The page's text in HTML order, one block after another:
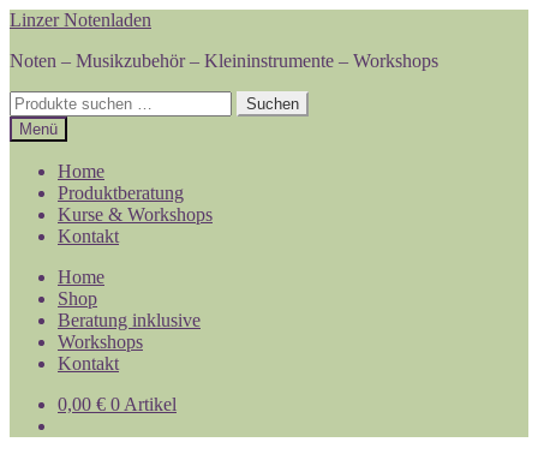
Zur
springen
Zum
springen
Linzer Notenladen
Noten – Musikzubehör – Kleininstrumente – Workshops
Suchen
nach:
Suchen
Menü
Home
Produktberatung
Kurse & Workshops
Kontakt
Home
Shop
Beratung inklusive
Workshops
Kontakt
0,00 € 0 Artikel